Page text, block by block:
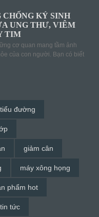
CHỐNG KÝ SINH
UNG THƯ, VIÊM
TIM
cơ quan mang tầm ảnh
của con người. Bạn có biết
đường
giảm cân
máy xông họng
phẩm hot
tin tức